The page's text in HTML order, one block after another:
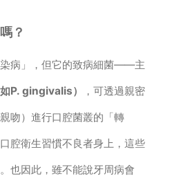
？
病」，但它的致病細菌——主
P. gingivalis）
，可透過親密
吻）進行口腔菌叢的「轉
腔衛生習慣不良者身上，這些
也因此，雖不能說牙周病會